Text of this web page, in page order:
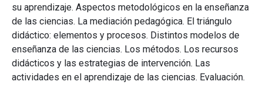
su aprendizaje. Aspectos metodológicos en la enseñanza
de las ciencias. La mediación pedagógica. El triángulo
didáctico: elementos y procesos. Distintos modelos de
enseñanza de las ciencias. Los métodos. Los recursos
didácticos y las estrategias de intervención. Las
actividades en el aprendizaje de las ciencias. Evaluación.